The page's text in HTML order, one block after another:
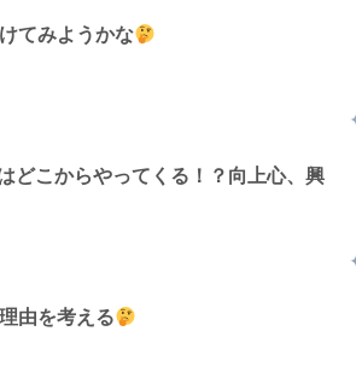
てみようかな
どこからやってくる！？向上心、興
由を考える